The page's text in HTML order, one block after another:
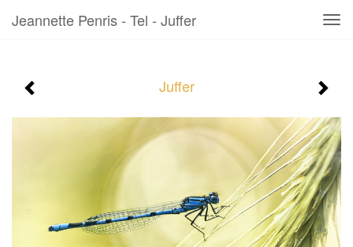
Jeannette Penris - Tel - Juffer
Juffer